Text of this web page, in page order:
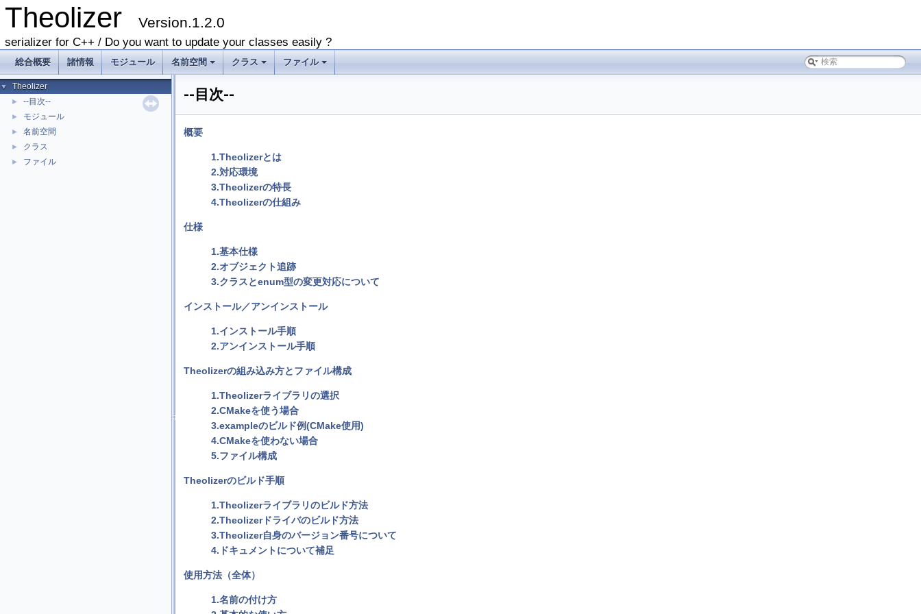
Theolizer Version.1.2.0
serializer for C++ / Do you want to update your classes easily ?
総合概要 諸情報 モジュール
+
名前空間
+
クラス
+
ファイル
▼ Theolizer
► --目次--
► モジュール
► 名前空間
► クラス
► ファイル
--目次--
概要
1.Theolizerとは
2.対応環境
3.Theolizerの特長
4.Theolizerの仕組み
仕様
1.基本仕様
2.オブジェクト追跡
3.クラスとenum型の変更対応について
インストール／アンインストール
1.インストール手順
2.アンインストール手順
Theolizerの組み込み方とファイル構成
1.Theolizerライブラリの選択
2.CMakeを使う場合
3.exampleのビルド例(CMake使用)
4.CMakeを使わない場合
5.ファイル構成
Theolizerのビルド手順
1.Theolizerライブラリのビルド方法
2.Theolizerドライバのビルド方法
3.Theolizer自身のバージョン番号について
4.ドキュメントについて補足
使用方法（全体）
1.名前の付け方